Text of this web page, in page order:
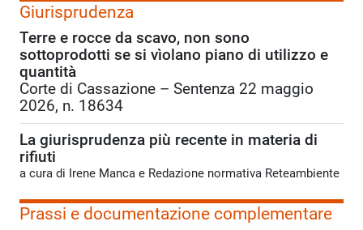
Giurisprudenza
Terre e rocce da scavo, non sono
sottoprodotti se si vìolano piano di utilizzo e
quantità
Corte di Cassazione – Sentenza 22 maggio
2026, n. 18634
La giurisprudenza più recente in materia di
rifiuti
a cura di Irene Manca e Redazione normativa Reteambiente
Prassi e documentazione complementare